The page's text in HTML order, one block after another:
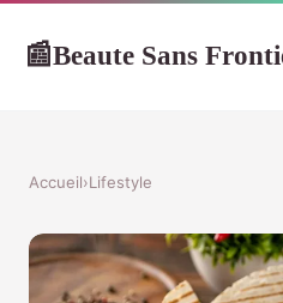
📰Beaute Sans
Accueil›Lifestyle